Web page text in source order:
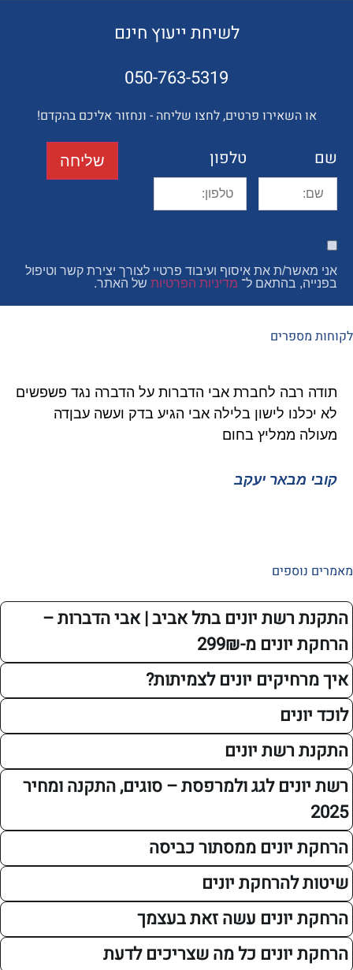
לשיחת ייעוץ חינם
050-763-5319
פרטים, לחצו שליחה - ונחזור אליכם בהקדם!
ת את איסוף ועיבוד פרטיי לצורך יצירת קשר וטיפול
בהתאם ל־מדיניות הפרטיותשל האתר.
לחברת אבי הדברות על הדברה נגד פשפשים
לישון בלילה אבי הגיע בדק ועשה עבןדה
ממליץ בחום
יעקב
יונים בתל אביב | אבי הדברות –
מ-299₪
יונים לצמיתות?
יונים
לגג ולמרפסת – סוגים, התקנה ומחיר
ממסתור כביסה
יונים
עשה זאת בעצמך
כל מה שצריכים לדעת